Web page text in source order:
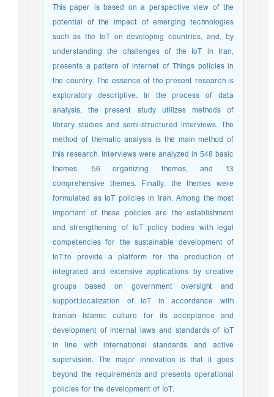
This paper is based on a perspective view of the
potential of the impact of emerging technologies
such as the IoT on developing countries, and, by
understanding the challenges of the IoT in Iran,
presents a pattern of internet of Things policies in
the country. The essence of the present research is
exploratory descriptive. In the process of data
analysis, the present study utilizes methods of
library studies and semi-structured interviews. The
method of thematic analysis is the main method of
this research. Interviews were analyzed in 548 basic
themes, 56 organizing themes, and 13
comprehensive themes. Finally, the themes were
formulated as IoT policies in Iran. Among the most
important of these policies are the establishment
and strengthening of IoT policy bodies with legal
competencies for the sustainable development of
IoT;to provide a platform for the production of
integrated and extensive applications by creative
groups based on government oversight and
support;localization of IoT in accordance with
Iranian Islamic culture for its acceptance and
development of internal laws and standards of IoT
in line with international standards and active
supervision. The major innovation is that it goes
beyond the requirements and presents operational
policies for the development of IoT.